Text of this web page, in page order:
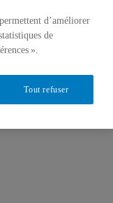
d’améliorer
de
».
Tout refuser